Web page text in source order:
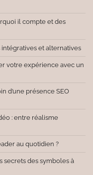
il compte et des
et alternatives
votre expérience avec un
d’une présence SEO
: entre réalisme
au quotidien ?
secrets des symboles à